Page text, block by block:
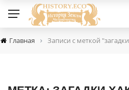
Главная › Записи с меткой